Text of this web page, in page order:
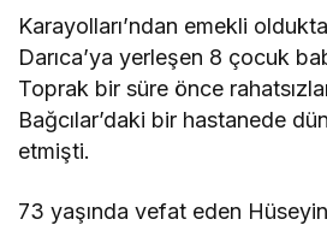
Karayolları’ndan emekli
Darıca’ya yerleşen 8 çocuk
Toprak bir süre önce
Bağcılar’daki bir hastanede
etmişti.
73 yaşında vefat eden Hüseyin